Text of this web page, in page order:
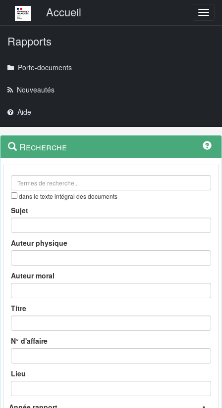
Menu principalAccueil
Rapports
Porte-documents
Nouveautés
Aide
Navigation
outils
Menu
contextuel
Recherche
dans le texte intégral des documents
Sujet
Auteur physique
Auteur moral
Titre
N° d'affaire
Lieu